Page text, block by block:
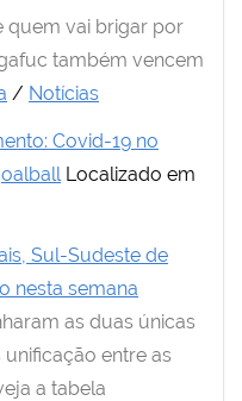
quem vai brigar por
também vencem
/ Notícias
Covid-19 no
Localizado em
Sul-Sudeste de
nesta semana
as duas únicas
entre as
a tabela